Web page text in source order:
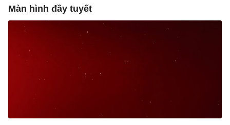
Màn hình đầy tuyết